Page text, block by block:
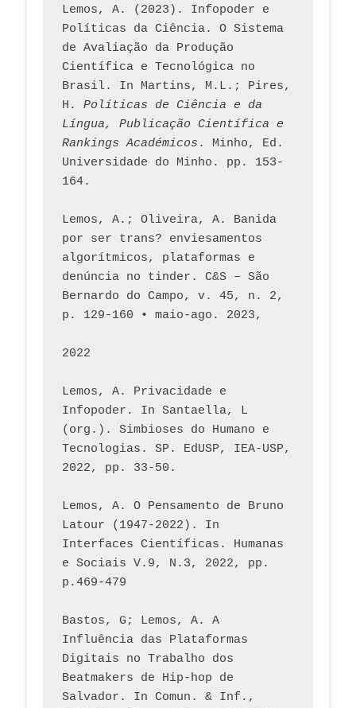
Lemos, A. (2023). Infopoder e
Políticas da Ciência. O Sistema
de Avaliação da Produção
Científica e Tecnológica no
Brasil. In Martins, M.L.; Pires,
H. Políticas de Ciência e da
Língua, Publicação Científica e
Rankings Académicos . Minho, Ed.
Universidade do Minho. pp. 153-
164.
Lemos, A.; Oliveira, A. Banida
por ser trans? enviesamentos
algorítmicos, plataformas e
denúncia no tinder. C&S – São
Bernardo do Campo, v. 45, n. 2,
p. 129-160 • maio-ago. 2023,
2022
Lemos, A. Privacidade e
Infopoder. In Santaella, L
(org.). Simbioses do Humano e
Tecnologias. SP. EdUSP, IEA-USP,
2022, pp. 33-50.
Lemos, A. O Pensamento de Bruno
Latour (1947-2022). In
Interfaces Científicas. Humanas
e Sociais V.9, N.3, 2022, pp.
p.469-479
Bastos, G; Lemos, A. A
Influência das Plataformas
Digitais no Trabalho dos
Beatmakers de Hip-hop de
Salvador. In Comun. & Inf.,